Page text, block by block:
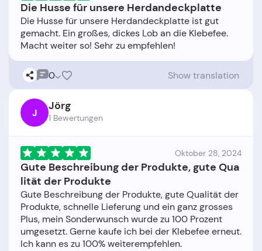
Die Husse für unsere Herdandeckplatte
Die Husse für unsere Herdandeckplatte ist gut
gemacht. Ein großes, dickes Lob an die Klebefee.
0 Show translation
J Jörg
1 Bewertungen
Oktober 28, 2024
Gute Beschreibung der Produkte, gute Qua
lität der Produkte
Gute Beschreibung der Produkte, gute Qualität der
Produkte, schnelle Lieferung und ein ganz grosses
Plus, mein Sonderwunsch wurde zu 100 Prozent
umgesetzt. Gerne kaufe ich bei der Klebefee erneut.
Ich kann es zu 100% weiterempfehlen.